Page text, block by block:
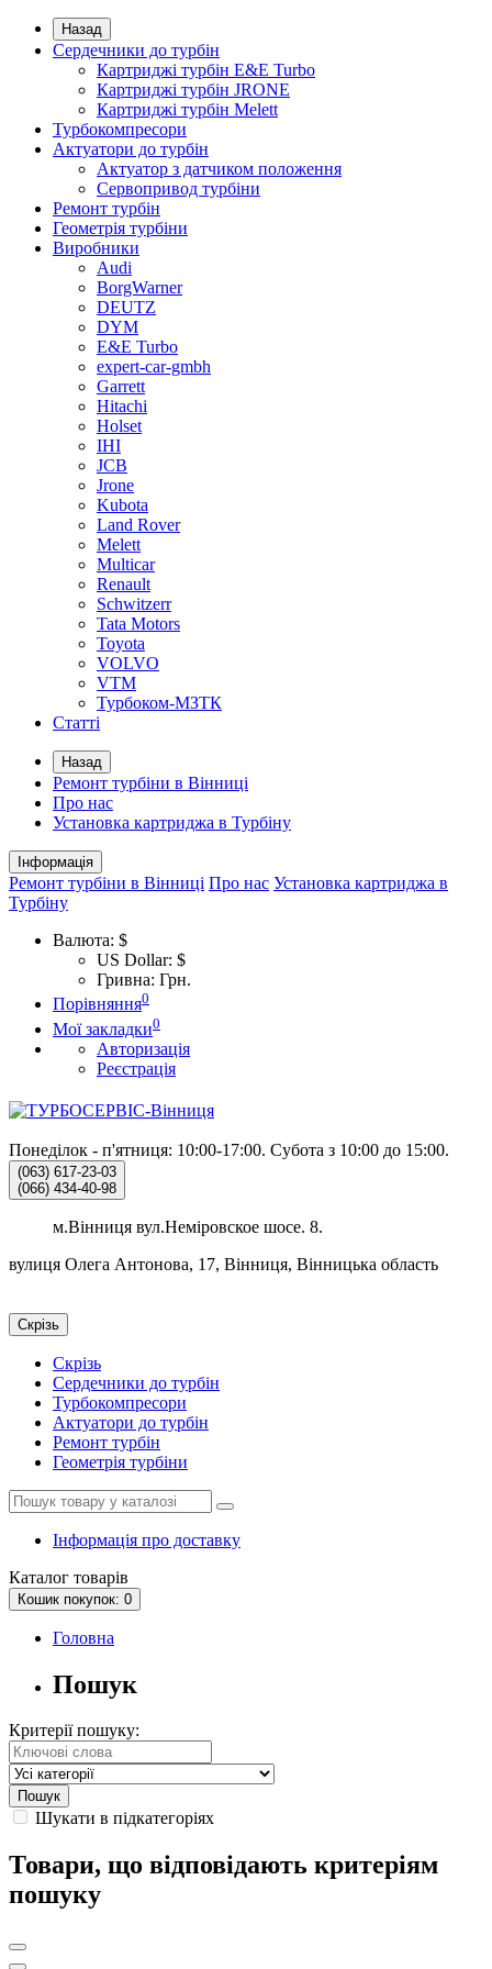
Назад
Сердечники до турбін
Картриджі турбін E&E Turbo
Картриджі турбін JRONE
Картриджі турбін Melett
Турбокомпресори
Актуатори до турбін
Актуатор з датчиком положення
Сервопривод турбіни
Ремонт турбін
Геометрія турбіни
Виробники
Audi
BorgWarner
DEUTZ
DYM
E&E Turbo
expert-car-gmbh
Garrett
Hitachi
Holset
IHI
JCB
Jrone
Kubota
Land Rover
Melett
Multicar
Renault
Schwitzerr
Tata Motors
Toyota
VOLVO
VTM
Турбоком-МЗТК
Статті
Назад
Ремонт турбіни в Вінниці
Про нас
Установка картриджа в Турбіну
Інформація
Ремонт турбіни в Вінниці Про нас Установка картриджа в
Турбіну
Валюта: $
US Dollar: $
Гривна: Грн.
Порівняння0
Мої закладки0
Авторизація
Реєстрація
Понеділок - п'ятниця: 10:00-17:00. Субота з 10:00 до 15:00.
(063) 617-23-03
(066) 434-40-98
м.Вінниця вул.Неміровское шосе. 8.
вулиця Олега Антонова, 17, Вінниця, Вінницька область
Скрізь
Скрізь
Сердечники до турбін
Турбокомпресори
Актуатори до турбін
Ремонт турбін
Геометрія турбіни
Інформація про доставку
Каталог товарів
Кошик покупок: 0
Головна
Пошук
Критерії пошуку:
Шукати в підкатегоріях
Товари, що відповідають критеріям
пошуку